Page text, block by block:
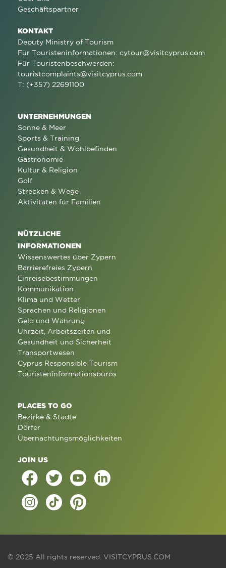
Geschäftspartner
KONTAKT
Deputy Ministry of Tourism
Für Touristeninformationen: cytour@visitcyprus.com
Für Touristenbeschwerden:
touristcomplaints@visitcyprus.com
T: (+357) 22691100
UNTERNEHMUNGEN
Sonne & Meer
Sports & Training
Gesundheit & Wohlbefinden
Gastronomie
Kultur & Religion
Golf
Strecken & Wege
Aktivitäten für Familien
NÜTZLICHE
INFORMATIONEN
Wissenswertes über Zypern
Barrierefreies Zypern
Einreisebestimmungen
Kommunikation
Klima und Wetter
Sprachen und Religionen
Geld und Währung
Uhrzeit, Arbeitszeiten und
Gesundheit und Sicherheit
Transportwesen
Cyprus Responsible Tourism
Touristeninformationsbüros
PLACES TO GO
Bezirke & Städte
Dörfer
Übernachtungsmöglichkeiten
JOIN US
© 2025 All rights reserved. VISITCYPRUS.COM